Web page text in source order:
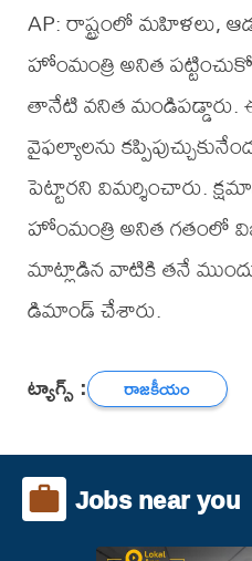
AP: రాష్ట్రంలో మహిళలు,
హోంమంత్రి అనిత
తానేటి వనిత
వైఫల్యాలను
పెట్టారని విమర్శించారు.
హోంమంత్రి అనిత గతంలో
మాట్లాడిన వాటికి తనే
డిమాండ్ చేశారు.
ట్యాగ్స్ : రాజకీయం
Jobs near you